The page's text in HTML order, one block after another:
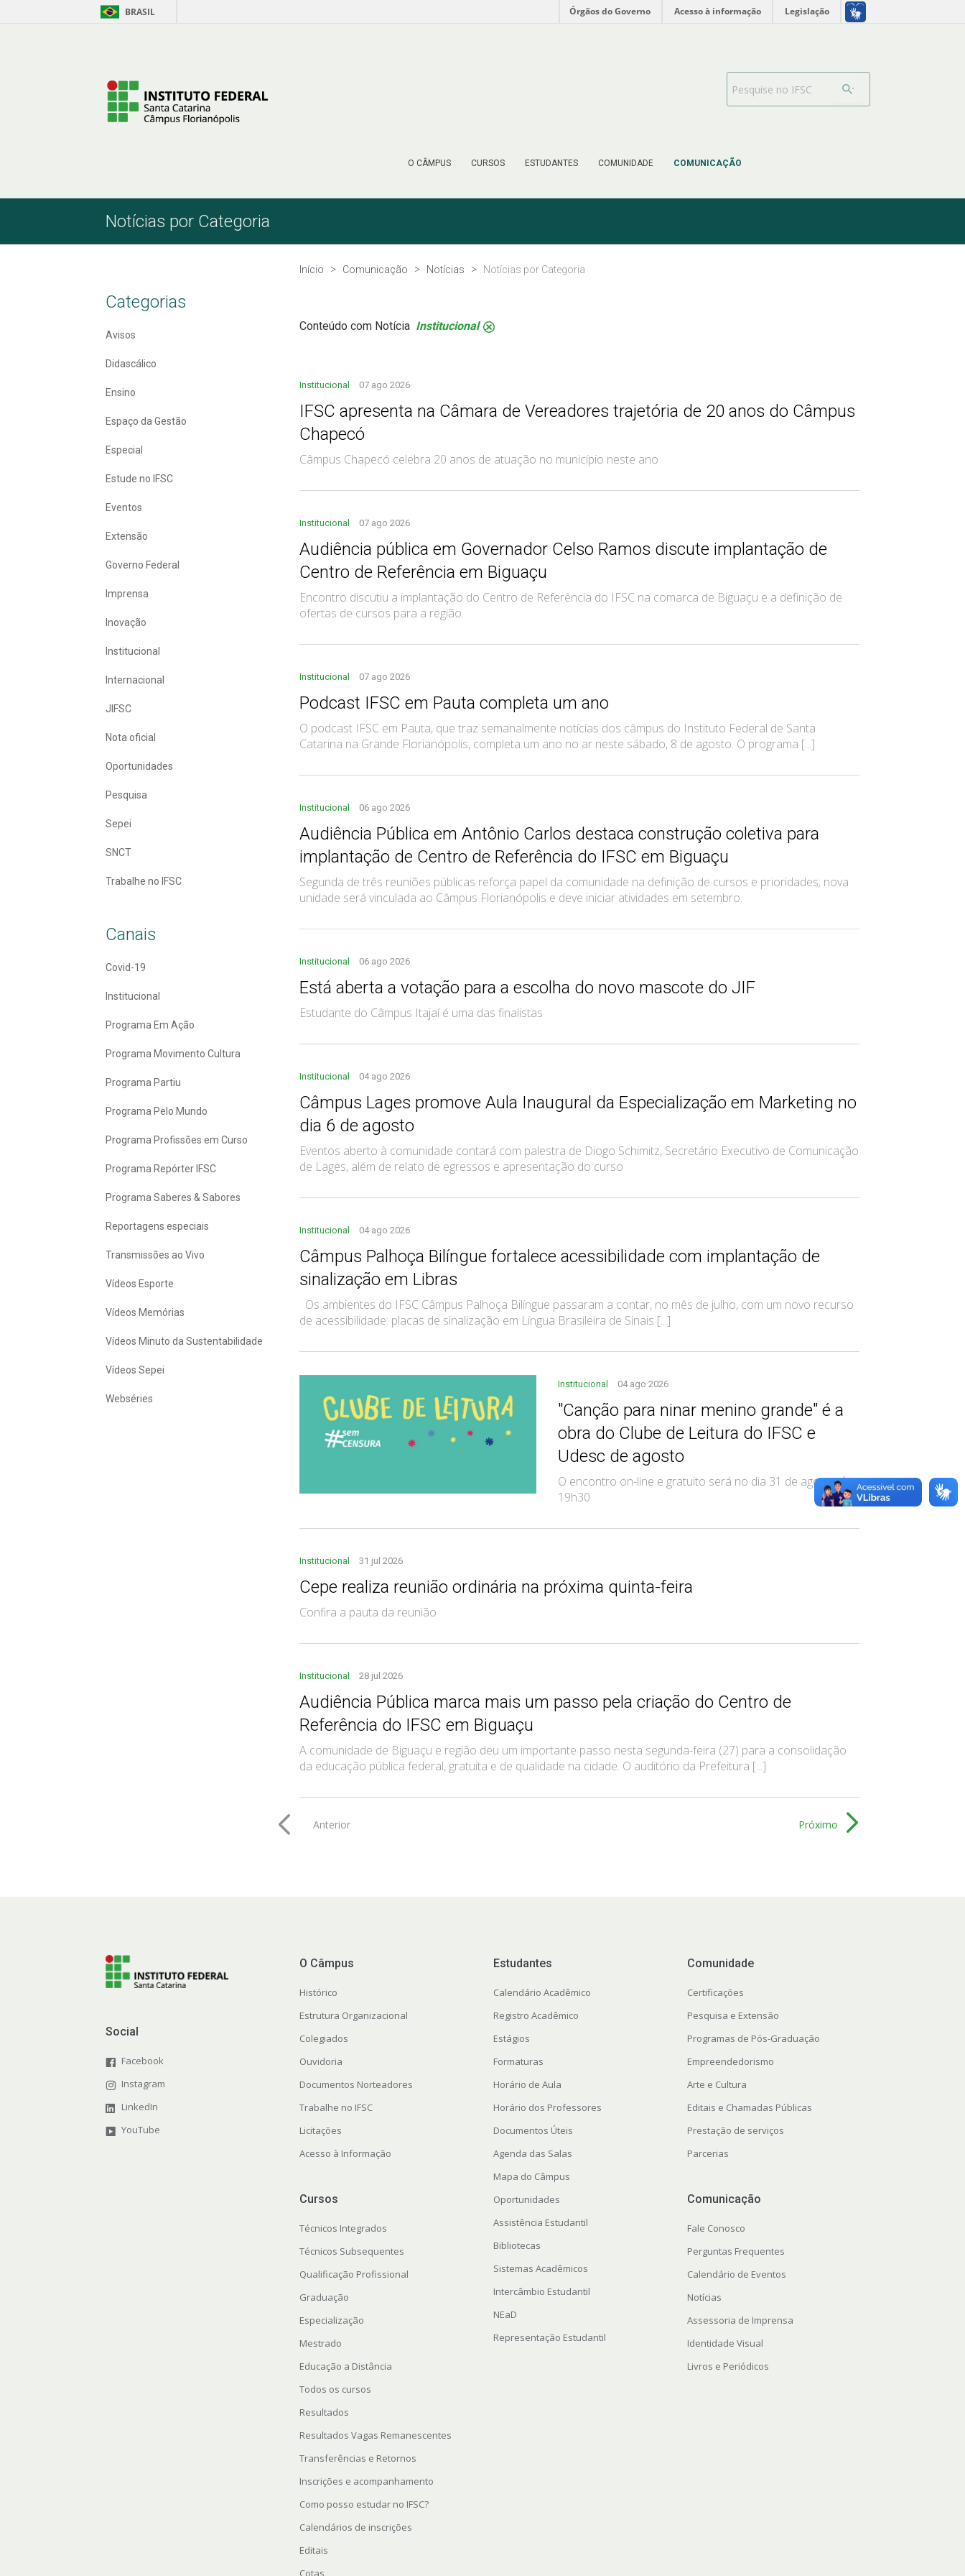
Pular para o Conteúdo BRASIL Órgãos do Governo Acesso à informação Legislação
O CÂMPUS CURSOS ESTUDANTES COMUNIDADE COMUNICAÇÃO
Barra de busca
Notícias por Categoria
Categorias
Avisos
Didascálico
Ensino
Espaço da Gestão
Especial
Estude no IFSC
Eventos
Extensão
Governo Federal
Imprensa
Inovação
Institucional
Internacional
JIFSC
Nota oficial
Oportunidades
Pesquisa
Sepei
SNCT
Trabalhe no IFSC
Canais
Covid-19
Institucional
Programa Em Ação
Programa Movimento Cultura
Programa Partiu
Programa Pelo Mundo
Programa Profissões em Curso
Programa Repórter IFSC
Programa Saberes & Sabores
Reportagens especiais
Transmissões ao Vivo
Vídeos Esporte
Vídeos Memórias
Vídeos Minuto da Sustentabilidade
Vídeos Sepei
Webséries
Início Comunicação Notícias Notícias por Categoria
Conteúdo com Notícia Institucional .
Institucional 07 ago 2026
IFSC apresenta na Câmara de Vereadores trajetória de 20 anos do Câmpus
Chapecó
Câmpus Chapecó celebra 20 anos de atuação no município neste ano
Institucional 07 ago 2026
Audiência pública em Governador Celso Ramos discute implantação de
Centro de Referência em Biguaçu
Encontro discutiu a implantação do Centro de Referência do IFSC na comarca de Biguaçu e a definição de
ofertas de cursos para a região.
Institucional 07 ago 2026
Podcast IFSC em Pauta completa um ano
O podcast IFSC em Pauta, que traz semanalmente notícias dos câmpus do Instituto Federal de Santa
Catarina na Grande Florianópolis, completa um ano no ar neste sábado, 8 de agosto. O programa [...]
Institucional 06 ago 2026
Audiência Pública em Antônio Carlos destaca construção coletiva para
implantação de Centro de Referência do IFSC em Biguaçu
Segunda de três reuniões públicas reforça papel da comunidade na definição de cursos e prioridades; nova
unidade será vinculada ao Câmpus Florianópolis e deve iniciar atividades em setembro.
Institucional 06 ago 2026
Está aberta a votação para a escolha do novo mascote do JIF
Estudante do Câmpus Itajaí é uma das finalistas
Institucional 04 ago 2026
Câmpus Lages promove Aula Inaugural da Especialização em Marketing no
dia 6 de agosto
Eventos aberto à comunidade contará com palestra de Diogo Schimitz, Secretário Executivo de Comunicação
de Lages, além de relato de egressos e apresentação do curso
Institucional 04 ago 2026
Câmpus Palhoça Bilíngue fortalece acessibilidade com implantação de
sinalização em Libras
Os ambientes do IFSC Câmpus Palhoça Bilíngue passaram a contar, no mês de julho, com um novo recurso
de acessibilidade: placas de sinalização em Língua Brasileira de Sinais [...]
Institucional 04 ago 2026
"Canção para ninar menino grande" é a
obra do Clube de Leitura do IFSC e
Udesc de agosto
O encontro on-line e gratuito será no dia 31 de agosto, às
19h30
Institucional 31 jul 2026
Cepe realiza reunião ordinária na próxima quinta-feira
Confira a pauta da reunião
Institucional 28 jul 2026
Audiência Pública marca mais um passo pela criação do Centro de
Referência do IFSC em Biguaçu
A comunidade de Biguaçu e região deu um importante passo nesta segunda-feira (27) para a consolidação
da educação pública federal, gratuita e de qualidade na cidade. O auditório da Prefeitura [...]
Anterior Próximo
Social
Facebook
Instagram
LinkedIn
YouTube
O Câmpus
Histórico
Estrutura Organizacional
Colegiados
Ouvidoria
Documentos Norteadores
Trabalhe no IFSC
Licitações
Acesso à Informação
Cursos
Técnicos Integrados
Técnicos Subsequentes
Qualificação Profissional
Graduação
Especialização
Mestrado
Educação a Distância
Todos os cursos
Resultados
Resultados Vagas Remanescentes
Transferências e Retornos
Inscrições e acompanhamento
Como posso estudar no IFSC?
Calendários de inscrições
Editais
Cotas
Estudantes
Calendário Acadêmico
Registro Acadêmico
Estágios
Formaturas
Horário de Aula
Horário dos Professores
Documentos Úteis
Agenda das Salas
Mapa do Câmpus
Oportunidades
Assistência Estudantil
Bibliotecas
Sistemas Acadêmicos
Intercâmbio Estudantil
NEaD
Representação Estudantil
Comunidade
Certificações
Pesquisa e Extensão
Programas de Pós-Graduação
Empreendedorismo
Arte e Cultura
Editais e Chamadas Públicas
Prestação de serviços
Parcerias
Comunicação
Fale Conosco
Perguntas Frequentes
Calendário de Eventos
Notícias
Assessoria de Imprensa
Identidade Visual
Livros e Periódicos